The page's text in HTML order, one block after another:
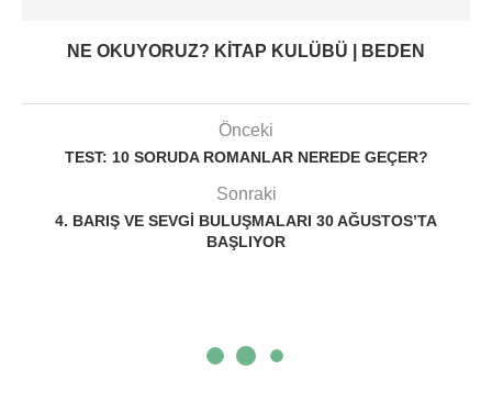
NE OKUYORUZ? KITAP KULÜBÜ | BEDEN
Önceki
TEST: 10 SORUDA ROMANLAR NEREDE GEÇER?
Sonraki
4. BARIŞ VE SEVGI BULUŞMALARI 30 AĞUSTOS’TA
BAŞLIYOR